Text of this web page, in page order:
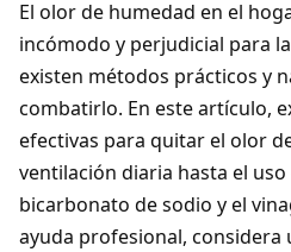
El olor de humedad en el
incómodo y perjudicial para
existen métodos prácticos y
combatirlo. En este artículo,
efectivas para quitar el olor
ventilación diaria hasta el
bicarbonato de sodio y el
ayuda profesional, considera